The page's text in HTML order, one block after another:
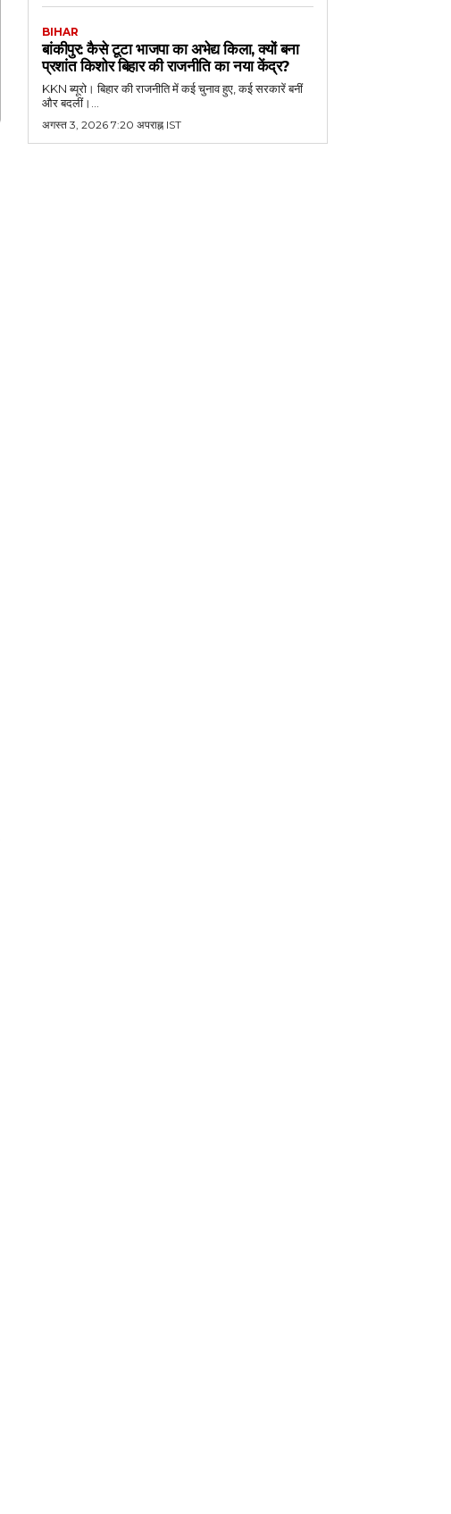
BIHAR
बांकीपुर: कैसे टूटा भाजपा का अभेद्य किला, क्यों बना
प्रशांत किशोर बिहार की राजनीति का नया केंद्र?
KKN ब्यूरो। बिहार की राजनीति में कई चुनाव हुए, कई सरकारें बनीं
और बदलीं।...
अगस्त 3, 2026 7:20 अपराह्न IST